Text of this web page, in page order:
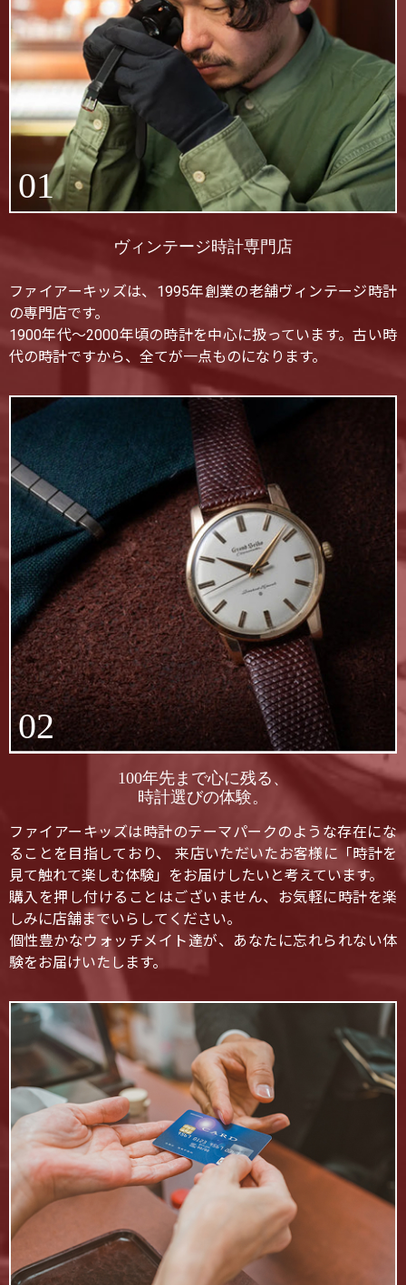
01
ヴィンテージ時計専門店
ファイアーキッズは、1995年創業の老舗ヴィンテージ時計
の専門店です。
1900年代〜2000年頃の時計を中心に扱っています。古い時
代の時計ですから、全てが一点ものになります。
02
100年先まで心に残る、
時計選びの体験。
ファイアーキッズは時計のテーマパークのような存在にな
ることを目指しており、 来店いただいたお客様に「時計を
見て触れて楽しむ体験」をお届けしたいと考えています。
購入を押し付けることはございません、お気軽に時計を楽
しみに店舗までいらしてください。
個性豊かなウォッチメイト達が、あなたに忘れられない体
験をお届けいたします。